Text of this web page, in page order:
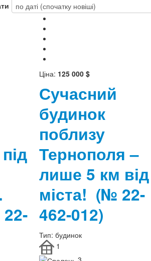
Ціна: 125 000 $
Сучасний
будинок
поблизу
Тернополя –
лише 5 км від
міста! (№ 22-
462-012)
Тип: будинок
1